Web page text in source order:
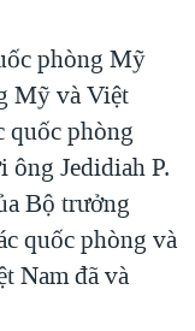
NAM
NAM
SÂM
THÔN MỸ
phòng Mỹ
Mỹ và Việt
quốc phòng
Jedidiah P.
Bộ trưởng
quốc phòng và
Nam đã và